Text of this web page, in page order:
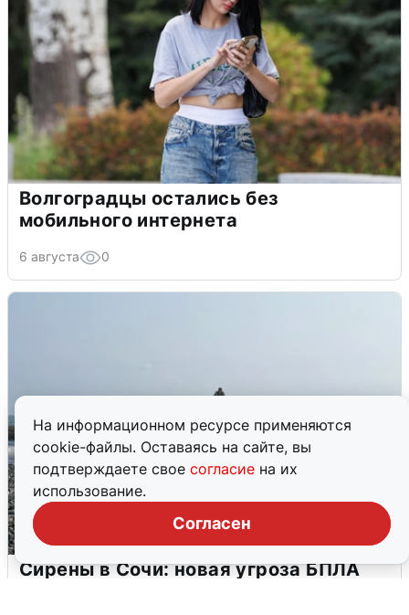
На информационном ресурсе применяются
cookie-файлы. Оставаясь на сайте, вы
подтверждаете свое согласие на их
использование.
Согласен
Волгоградцы остались без
мобильного интернета
6 августа 0
Сирены в Сочи: новая угроза БПЛА